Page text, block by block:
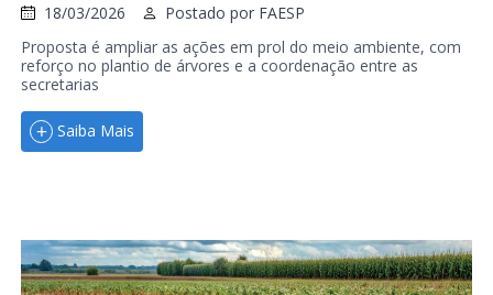
18/03/2026 Postado por FAESP
Proposta é ampliar as ações em prol do meio ambiente, com
reforço no plantio de árvores e a coordenação entre as
secretarias
Saiba Mais